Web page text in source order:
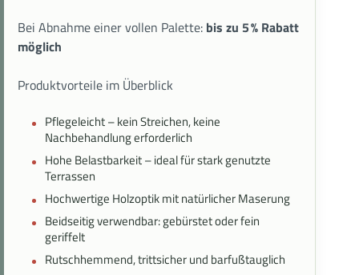
Bei Abnahme einer vollen Palette: bis zu 5 % Rabatt
möglich
Produktvorteile im Überblick
Pflegeleicht – kein Streichen, keine
Nachbehandlung erforderlich
Hohe Belastbarkeit – ideal für stark genutzte
Terrassen
Hochwertige Holzoptik mit natürlicher Maserung
Beidseitig verwendbar: gebürstet oder fein
geriffelt
Rutschhemmend, trittsicher und barfußtauglich